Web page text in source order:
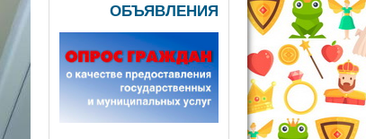
ОБЪЯВЛЕНИЯ